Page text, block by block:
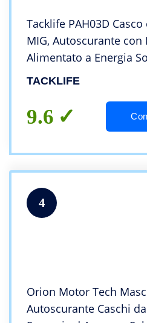
Tacklife PAH03D
MIG, Autoscurante con
Alimentato a Energia
Display,Ottica (1/1/1/1),
Saldature
TACKLIFE
9.6
4
Orion Motor Tech
Autoscurante Caschi